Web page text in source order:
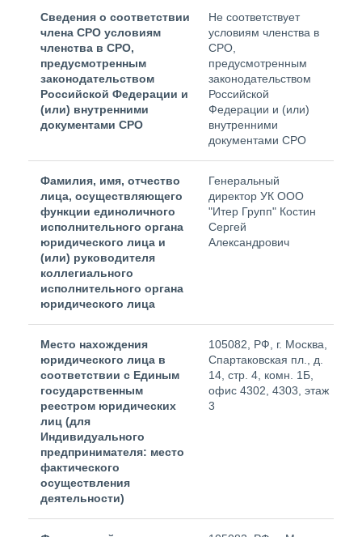
Сведения о соответствии
члена СРО условиям
членства в СРО,
предусмотренным
законодательством
Российской Федерации и
(или) внутренними
документами СРО
Не соответствует
условиям членства в
СРО,
предусмотренным
законодательством
Российской
Федерации и (или)
внутренними
документами СРО
Фамилия, имя, отчество
лица, осуществляющего
функции единоличного
исполнительного органа
юридического лица и
(или) руководителя
коллегиального
исполнительного органа
юридического лица
Генеральный
директор УК ООО
"Итер Групп" Костин
Сергей
Александрович
Место нахождения
юридического лица в
соответствии с Единым
государственным
реестром юридических
лиц (для
Индивидуального
предпринимателя: место
фактического
осуществления
деятельности)
105082, РФ, г. Москва,
Спартаковская пл., д.
14, стр. 4, комн. 1Б,
офис 4302, 4303, этаж
3